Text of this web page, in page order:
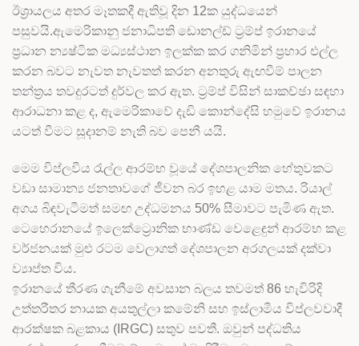
ඊශ්‍රායලය අතර මෑතකදී ඇතිවූ දින 12ක යුද්ධයෙන්
පසුවයි.ඇමෙරිකානු ජනාධිපති ඩොනල්ඩ් ට්‍රම්ප් ඉරානයේ
ප්‍රධාන න්‍යෂ්ටික මධ්‍යස්ථාන ඉලක්ක කර ගනිමින් ප්‍රහාර එල්ල
කරන බවට නැවත නැවතත් කරන අනතුරු ඇඟවීම් පාලන
තන්ත්‍රය තවදුරටත් දුර්වල කර ඇත. ට්‍රම්ප් විසින් සාකච්ඡා සඳහා
ආරාධනා කළ ද, ඇමෙරිකාවේ දැඩි කොන්දේසි හමුවේ ඉරානය
යටත් වීමට සූදානම් නැති බව පෙනී යයි.
මෙම විප්ලවීය රැල්ල ආරම්භ වූයේ දේශපාලනික හේතුවකට
වඩා සාමාන්‍ය ජනතාවගේ ජීවන බර ඉහළ යාම මතය. රියාල්
අගය බිඳවැටීමත් සමඟ උද්ධමනය 50% සීමාවට පැමිණ ඇත.
ටෙහෙරානයේ ඉලෙක්ට්‍රොනික භාණ්ඩ වෙළෙඳුන් ආරම්භ කළ
වර්ජනයක් මුළු රටම වෙලාගත් දේශපාලන අරගලයක් දක්වා
ව්‍යාප්ත විය.
ඉරානයේ තීරණ ගැනීමේ අවසාන බලය තවමත් 86 හැවිරිදි
උත්තරීතර නායක අයතුල්ලා කමේනි සහ ඉස්ලාමීය විප්ලවවාදී
ආරක්ෂක බළකාය (IRGC) සතුව පවතී. ඔවුන් පද්ධතිය